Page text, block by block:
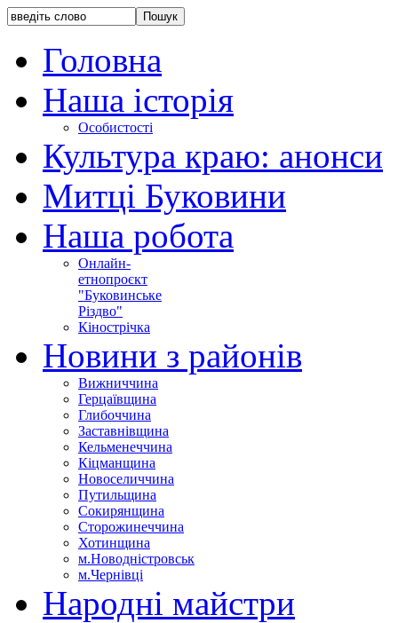
Головна
Наша історія
Особистості
Культура краю: анонси
Митці Буковини
Наша робота
Онлайн-
етнопроєкт
"Буковинське
Різдво"
Кінострічка
Новини з районів
Вижниччина
Герцаївщина
Глибоччина
Заставнівщина
Кельменеччина
Кіцманщина
Новоселиччина
Путильщина
Сокирянщина
Сторожинеччина
Хотинщина
м.Новодністровськ
м.Чернівці
Народні майстри